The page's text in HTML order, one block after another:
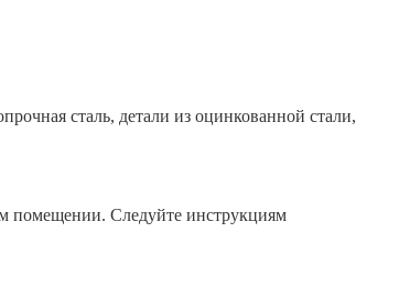
сталь, детали из оцинкованной стали,
помещении. Следуйте инструкциям